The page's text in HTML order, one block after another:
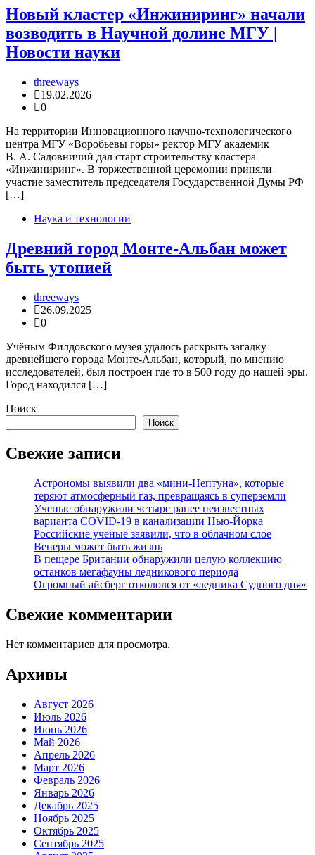
Новый кластер «Инжиниринг» начали
возводить в Научной долине МГУ |
Новости науки
threeways
19.02.2026
0
На территории Инновационного научно-технологического
центра МГУ «Воробьевы горы» ректор МГУ академик
В. А. Садовничий дал старт строительству кластера
«Инжиниринг». В торжественной церемонии приняли
участие заместитель председателя Государственной Думы РФ
[…]
Наука и технологии
Древний город Монте-Альбан может
быть утопией
threeways
26.09.2025
0
Учёным Филдовского музея удалось раскрыть загадку
древнейшего города Монте-Альбан, который, по мнению
исследователей, был построен где то в 500 году до нашей эры.
Город находился […]
Поиск
Поиск
Свежие записи
Астрономы выявили два «мини-Нептуна», которые
теряют атмосферный газ, превращаясь в суперземли
Ученые обнаружили четыре ранее неизвестных
варианта COVID-19 в канализации Нью-Йорка
Российские ученые заявили, что в облачном слое
Венеры может быть жизнь
В пещере Британии обнаружили целую коллекцию
останков мегафауны ледникового периода
Огромный айсберг откололся от «ледника Судного дня»
Свежие комментарии
Нет комментариев для просмотра.
Архивы
Август 2026
Июль 2026
Июнь 2026
Май 2026
Апрель 2026
Март 2026
Февраль 2026
Январь 2026
Декабрь 2025
Ноябрь 2025
Октябрь 2025
Сентябрь 2025